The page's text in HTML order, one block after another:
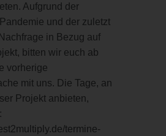
Aufgrund der
und der zuletzt
in Bezug auf
bitten wir euch ab
vorherige
mit uns. Die Tage, an
Projekt anbieten,
termine-